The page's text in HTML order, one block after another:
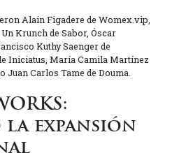
Alain Figadere de Womex.vip,
Krunch de Sabor, Óscar
Kuthy Saenger de
Iniciatus, María Camila Martínez
Juan Carlos Tame de Douma.
expansión